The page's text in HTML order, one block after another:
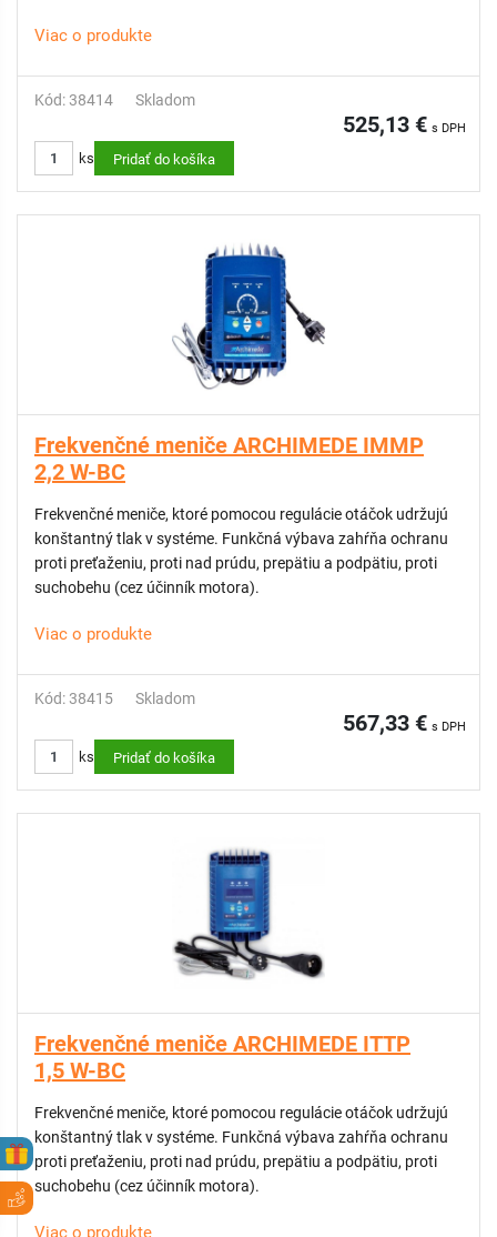
Viac o produkte
Kód: 38414 Skladom
525,13 € s DPH
ks Pridať do košíka
Frekvenčné meniče ARCHIMEDE IMMP
2,2 W-BC
Frekvenčné meniče, ktoré pomocou regulácie otáčok udržujú
konštantný tlak v systéme. Funkčná výbava zahŕňa ochranu
proti preťaženiu, proti nad prúdu, prepätiu a podpätiu, proti
suchobehu (cez účinník motora).
Viac o produkte
Kód: 38415 Skladom
567,33 € s DPH
ks Pridať do košíka
Frekvenčné meniče ARCHIMEDE ITTP
1,5 W-BC
Frekvenčné meniče, ktoré pomocou regulácie otáčok udržujú
konštantný tlak v systéme. Funkčná výbava zahŕňa ochranu
proti preťaženiu, proti nad prúdu, prepätiu a podpätiu, proti
suchobehu (cez účinník motora).
Viac o produkte